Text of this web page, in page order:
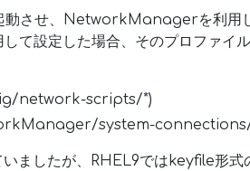
動させ、NetworkManagerを利用
設定した場合、そのプロファイル
network-scripts/*)
system-
ましたが、RHEL9ではkeyfile形式